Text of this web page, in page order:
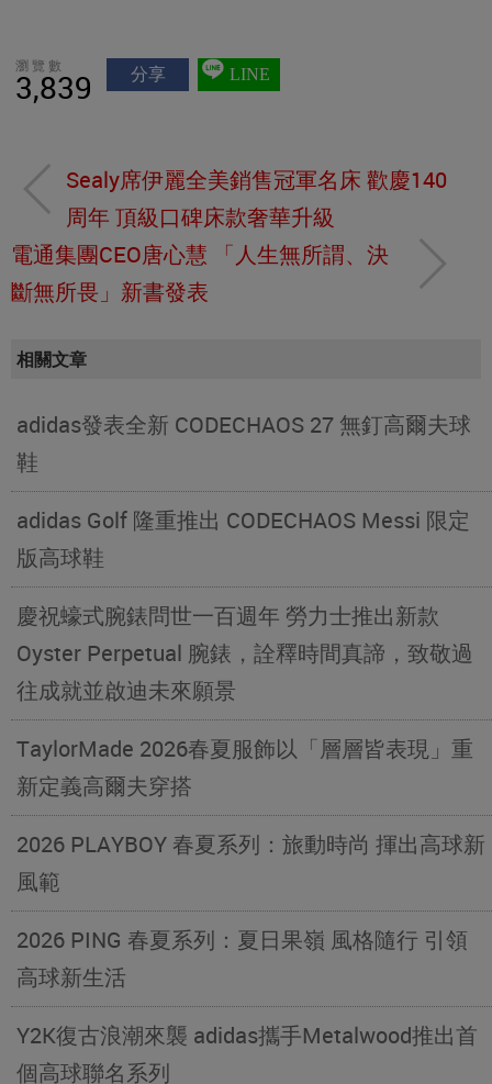
瀏覽數
3,839 分享 LINE
Sealy席伊麗全美銷售冠軍名床 歡慶140
周年 頂級口碑床款奢華升級
電通集團CEO唐心慧 「人生無所謂、決
斷無所畏」新書發表
相關文章
adidas發表全新 CODECHAOS 27 無釘高爾夫球
鞋
adidas Golf 隆重推出 CODECHAOS Messi 限定
版高球鞋
慶祝蠔式腕錶問世一百週年 勞力士推出新款
Oyster Perpetual 腕錶，詮釋時間真諦，致敬過
往成就並啟迪未來願景
TaylorMade 2026春夏服飾以「層層皆表現」重
新定義高爾夫穿搭
2026 PLAYBOY 春夏系列：旅動時尚 揮出高球新
風範
2026 PING 春夏系列：夏日果嶺 風格隨行 引領
高球新生活
Y2K復古浪潮來襲 adidas攜手Metalwood推出首
個高球聯名系列